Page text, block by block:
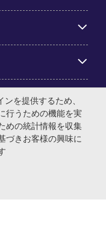
ル・ジャパン株式会
地：〒105-0001 東
を提供するため、
行うための機能を実
めの統計情報を収集
づきお客様の興味に